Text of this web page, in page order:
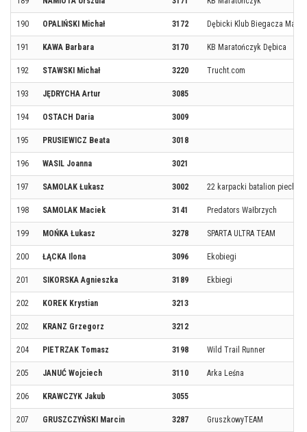
190 OPALIŃSKI Michał 3172 Dębicki Klub Biegacza
191 KAWA Barbara 3170 KB Maratończyk Dębica
192 STAWSKI Michał 3220 Trucht.com
193 JĘDRYCHA Artur 3085
194 OSTACH Daria 3009
195 PRUSIEWICZ Beata 3018
196 WASIL Joanna 3021
197 SAMOLAK Łukasz 3002 22 karpacki batalion
198 SAMOLAK Maciek 3141 Predators Wałbrzych
199 MOŃKA Łukasz 3278 SPARTA ULTRA TEAM
200 ŁĄCKA Ilona 3096 Ekobiegi
201 SIKORSKA Agnieszka 3189 Ekbiegi
202 KOREK Krystian 3213
202 KRANZ Grzegorz 3212
204 PIETRZAK Tomasz 3198 Wild Trail Runner
205 JANUĆ Wojciech 3110 Arka Leśna
206 KRAWCZYK Jakub 3055
207 GRUSZCZYŃSKI Marcin 3287 GruszkowyTEAM